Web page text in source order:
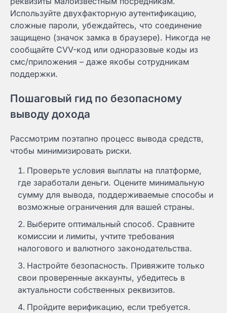
Используйте двухфакторную аутентификацию,
сложные пароли, убеждайтесь, что соединение
защищено (значок замка в браузере). Никогда не
сообщайте CVV-код или одноразовые коды из
смс/приложения – даже якобы сотрудникам
поддержки.
Пошаговый гид по безопасному
выводу дохода
Рассмотрим поэтапно процесс вывода средств,
чтобы минимизировать риски.
Проверьте условия выплаты на платформе,
где заработали деньги. Оцените минимальную
сумму для вывода, поддерживаемые способы и
возможные ограничения для вашей страны.
Выберите оптимальный способ. Сравните
комиссии и лимиты, учтите требования
налогового и валютного законодательства.
Настройте безопасность. Привяжите только
свои проверенные аккаунты, убедитесь в
актуальности собственных реквизитов.
Пройдите верификацию, если требуется.